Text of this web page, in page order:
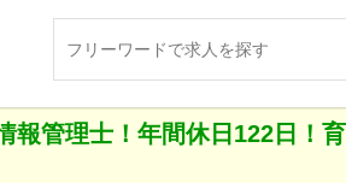
報管理士！年間休日122日！